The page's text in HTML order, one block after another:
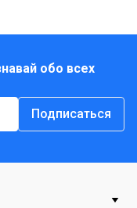
обо всех
Подписаться